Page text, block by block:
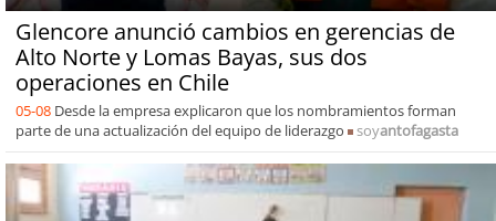
Glencore anunció cambios en gerencias de
Alto Norte y Lomas Bayas, sus dos
operaciones en Chile
05-08 Desde la empresa explicaron que los nombramientos forman
parte de una actualización del equipo de liderazgo
soyantofagasta